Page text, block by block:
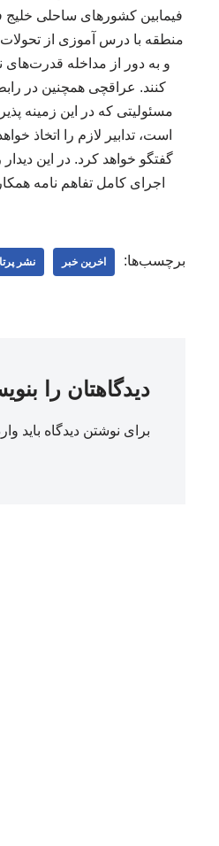
فیمابین کشورهای ساحلی خلیج
منطقه با درس آموزی از
و به دور از مداخله قدرت‌های
کنند. عراقچی همچنین در
است، تدابیر لازم را اتخاذ
گفتگو خواهد کرد. در این
اجرای کامل تفاهم نامه
برچسب‌ها: اخرین خبر نشر
دیدگاهتان را
برای نوشتن دیدگاه باید